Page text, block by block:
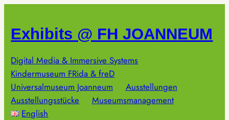
springen
Exhibits @ FH JOANNEUM
Digital Media & Immersive Systems
Kindermuseum FRida & freD
Universalmuseum Joanneum
Ausstellungen
Ausstellungsstücke
Museumsmanagement
English